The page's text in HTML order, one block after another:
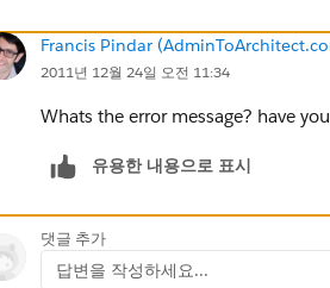
Francis Pindar
2011년 12월 24일 오전 11:34
Whats the error message? have
유용한 내용으로 표시
댓글 추가
답변을 작성하세요...